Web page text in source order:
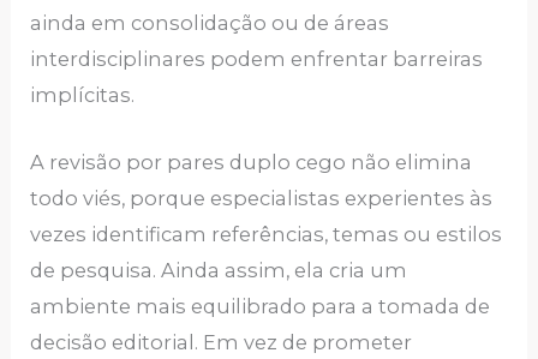
ainda em consolidação ou de áreas
interdisciplinares podem enfrentar barreiras
implícitas.
A revisão por pares duplo cego não elimina
todo viés, porque especialistas experientes às
vezes identificam referências, temas ou estilos
de pesquisa. Ainda assim, ela cria um
ambiente mais equilibrado para a tomada de
decisão editorial. Em vez de prometer